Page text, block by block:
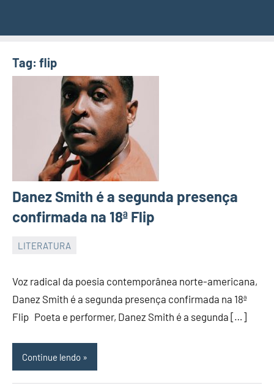
Tag: flip
Danez Smith é a segunda presença
confirmada na 18ª Flip
LITERATURA
GRANDE
DO
NORTE
Voz radical da poesia contemporânea norte-americana,
Danez Smith é a segunda presença confirmada na 18ª
Flip Poeta e performer, Danez Smith é a segunda […]
Continue lendo